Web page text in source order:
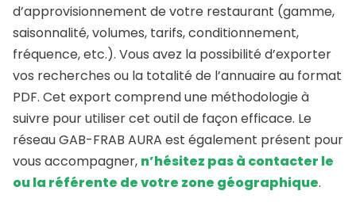
d’approvisionnement de votre restaurant (gamme,
saisonnalité, volumes, tarifs, conditionnement,
fréquence, etc.). Vous avez la possibilité d’exporter
vos recherches ou la totalité de l’annuaire au format
PDF. Cet export comprend une méthodologie à
suivre pour utiliser cet outil de façon efficace. Le
réseau GAB-FRAB AURA est également présent pour
vous accompagner, n’hésitez pas à contacter le
ou la référente de votre zone géographique.